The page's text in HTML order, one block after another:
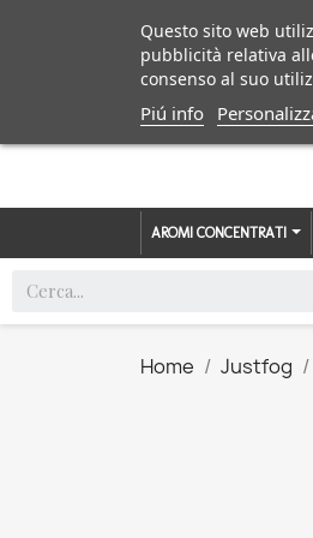
AROMI CONCENTRATI
Home Justfog
Questo sito web
pubblicità relativa
consenso al suo
Piú info